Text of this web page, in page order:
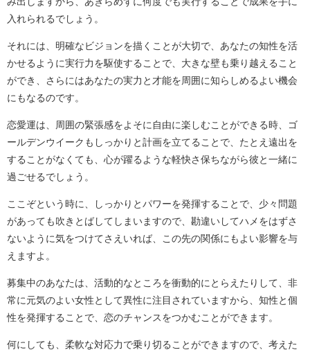
入れられるでしょう。
それには、明確なビジョンを描くことが大切で、あなたの知性を活
かせるように実行力を駆使することで、大きな壁も乗り越えること
ができ、さらにはあなたの実力と才能を周囲に知らしめるよい機会
にもなるのです。
恋愛運は、周囲の緊張感をよそに自由に楽しむことができる時、ゴ
ールデンウイークもしっかりと計画を立てることで、たとえ遠出を
することがなくても、心が躍るような軽快さ保ちながら彼と一緒に
過ごせるでしょう。
ここぞという時に、しっかりとパワーを発揮することで、少々問題
があっても吹きとばしてしまいますので、勘違いしてハメをはずさ
ないように気をつけてさえいれば、この先の関係にもよい影響を与
えますよ。
募集中のあなたは、活動的なところを衝動的にとらえたりして、非
常に元気のよい女性として異性に注目されていますから、知性と個
性を発揮することで、恋のチャンスをつかむことができます。
何にしても、柔軟な対応力で乗り切ることができますので、考えた